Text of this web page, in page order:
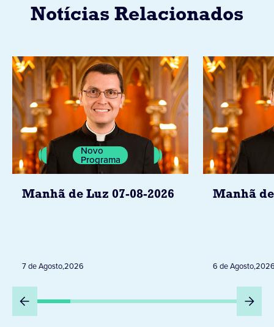
Notícias Relacionados
Novo
Programa
Manhã de Luz 07-08-2026
7 de Agosto,2026
Manhã de
6 de Agosto,